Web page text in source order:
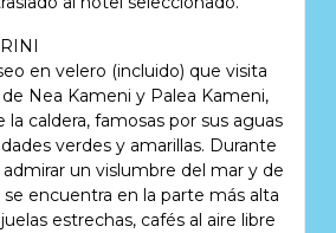
en velero (incluido) que visita
Nea Kameni y Palea Kameni,
caldera, famosas por sus aguas
verdes y amarillas. Durante
un vislumbre del mar y de
se encuentra en la parte más alta
estrechas, cafés al aire libre